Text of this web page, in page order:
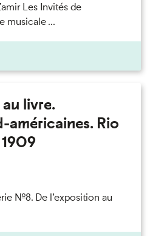
Les Invités de
musicale ...
livre.
américaines. Rio
n°8. De l’exposition au